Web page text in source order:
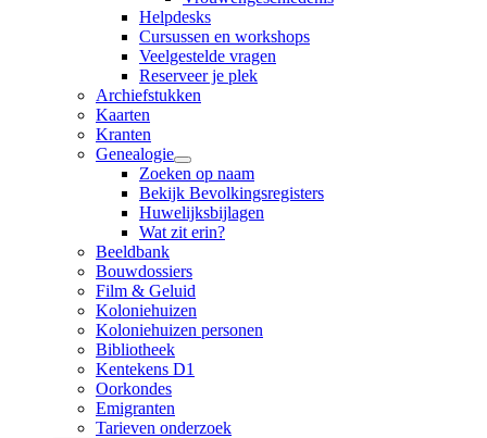
Helpdesks
Cursussen en workshops
Veelgestelde vragen
Reserveer je plek
Archiefstukken
Kaarten
Kranten
Genealogie
Zoeken op naam
Bekijk Bevolkingsregisters
Huwelijksbijlagen
Wat zit erin?
Beeldbank
Bouwdossiers
Film & Geluid
Koloniehuizen
Koloniehuizen personen
Bibliotheek
Kentekens D1
Oorkondes
Emigranten
Tarieven onderzoek